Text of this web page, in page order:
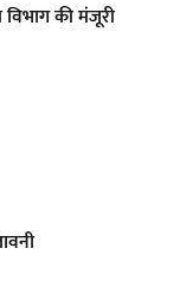
विभाग की मंजूरी